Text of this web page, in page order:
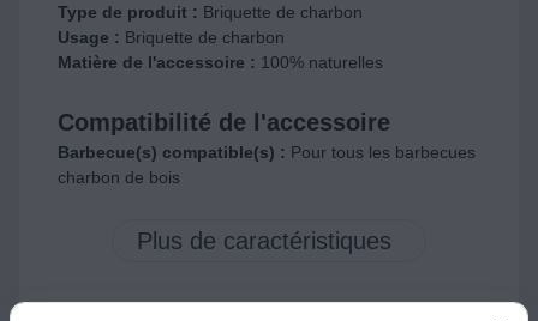
Type de produit : Briquette de charbon
Usage : Briquette de charbon
Matière de l'accessoire : 100% naturelles
Compatibilité de l'accessoire
Barbecue(s) compatible(s) : Pour tous les barbecues
charbon de bois